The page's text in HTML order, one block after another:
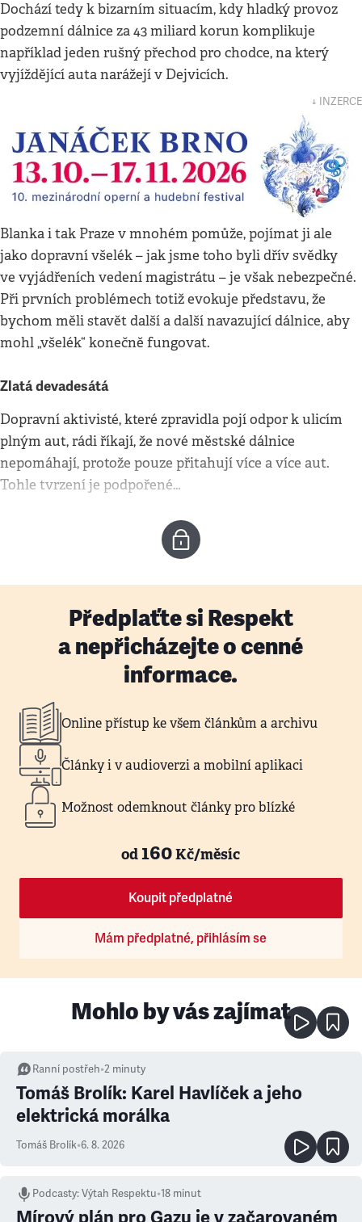
Dochází tedy k bizarním situacím, kdy hladký provoz
podzemní dálnice za 43 miliard korun komplikuje
například jeden rušný přechod pro chodce, na který
vyjíždějící auta narážejí v Dejvicích.
↓ INZERCE
Blanka i tak Praze v mnohém pomůže, pojímat ji ale
jako dopravní všelék – jak jsme toho byli dřív svědky
ve vyjádřeních vedení magistrátu – je však nebezpečné.
Při prvních problémech totiž evokuje představu, že
bychom měli stavět další a další navazující dálnice, aby
mohl „všelék“ konečně fungovat.
Zlatá devadesátá
Dopravní aktivisté, které zpravidla pojí odpor k ulicím
plným aut, rádi říkají, že nové městské dálnice
nepomáhají, protože pouze přitahují více a více aut.
Tohle tvrzení je podpořené…
Předplaťte si Respekt
a nepřicházejte o cenné
informace.
Online přístup ke všem článkům a archivu
Články i v audioverzi a mobilní aplikaci
Možnost odemknout články pro blízké
od160Kč/měsíc
Koupit předplatné
Mám předplatné, přihlásím se
Mohlo by vás zajímat
Ranní postřeh•2 minuty
Tomáš Brolík: Karel Havlíček a jeho
elektrická morálka
Tomáš Brolík•6. 8. 2026
Podcasty:Výtah Respektu•18 minut
Mírový plán pro Gazu je v začarovaném